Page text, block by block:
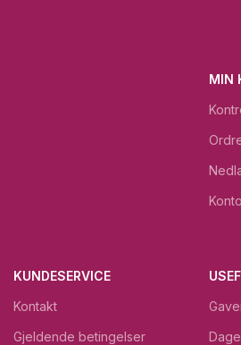
MIN
KUNDESERVICE
Kontakt
Gjeldende betingelser